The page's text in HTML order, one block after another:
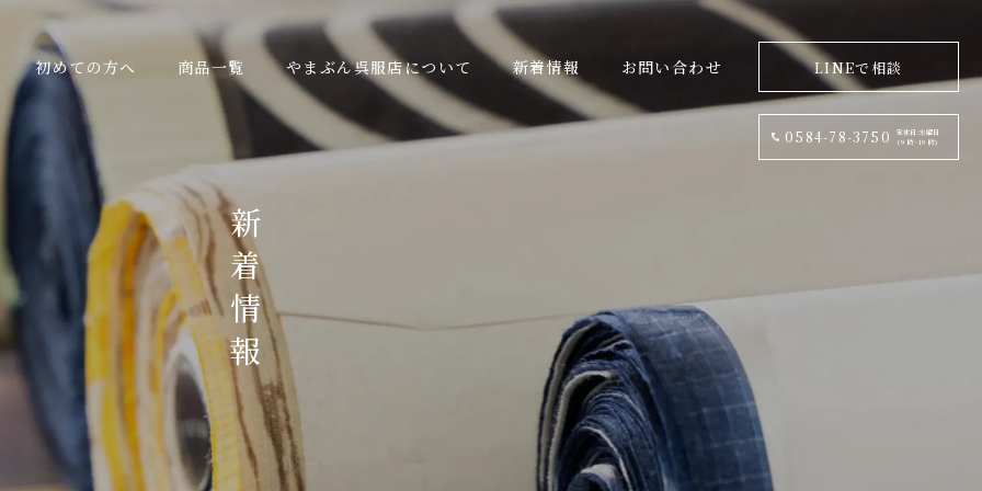
初めての方へ 商品一覧 やまぶん呉服店について 新着情報 お問い合わせ LINEで相談
0584-78-3750
定休日:水曜日
(9 時~19 時)
新
着
情
報